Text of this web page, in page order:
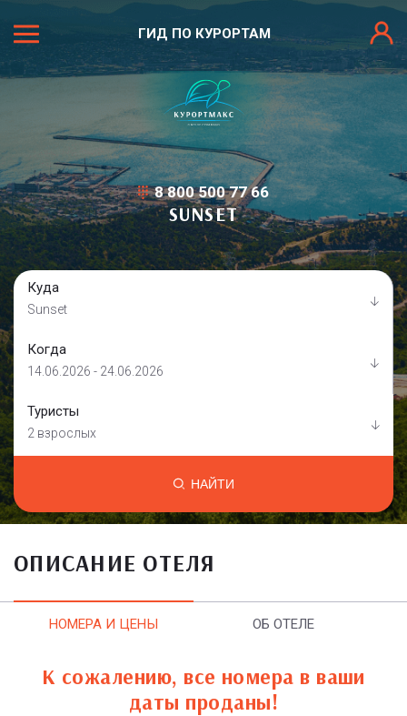
ГИД ПО КУРОРТАМ
8 800 500 77 66
SUNSET
Куда
Sunset
Когда
14.06.2026 - 24.06.2026
Туристы
2 взрослых
НАЙТИ
ОПИСАНИЕ ОТЕЛЯ
НОМЕРА И ЦЕНЫ ОБ ОТЕЛЕ
К сожалению, все номера в ваши
даты проданы!